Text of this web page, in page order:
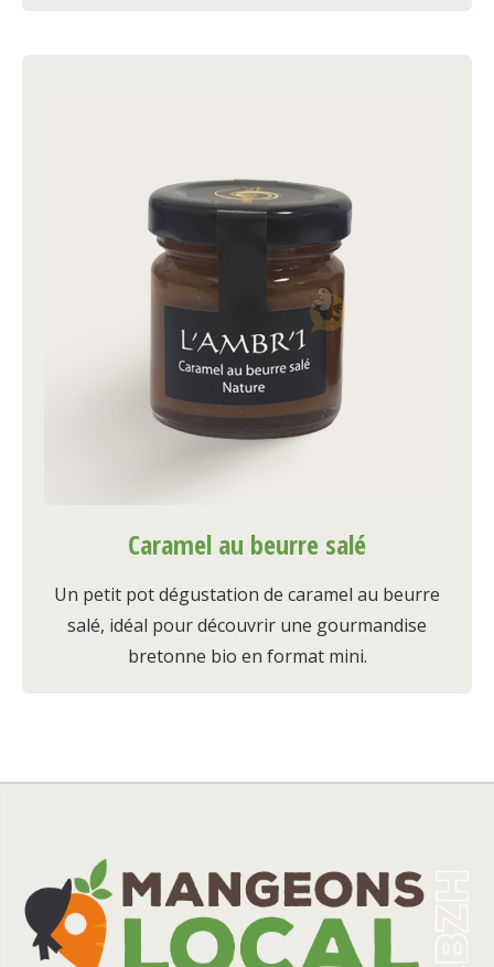
Caramel au beurre salé
Un petit pot dégustation de caramel au beurre
salé, idéal pour découvrir une gourmandise
bretonne bio en format mini.